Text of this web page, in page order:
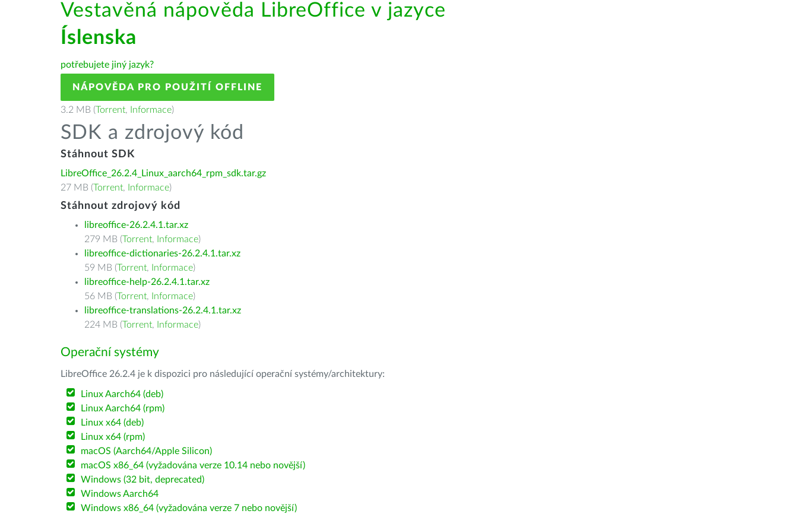
Vestavěná nápověda LibreOffice v jazyce
Íslenska
potřebujete jiný jazyk?
NÁPOVĚDA PRO POUŽITÍ OFFLINE
3.2 MB (Torrent, Informace)
SDK a zdrojový kód
Stáhnout SDK
LibreOffice_26.2.4_Linux_aarch64_rpm_sdk.tar.gz
27 MB (Torrent, Informace)
Stáhnout zdrojový kód
libreoffice-26.2.4.1.tar.xz
279 MB (Torrent, Informace)
libreoffice-dictionaries-26.2.4.1.tar.xz
59 MB (Torrent, Informace)
libreoffice-help-26.2.4.1.tar.xz
56 MB (Torrent, Informace)
libreoffice-translations-26.2.4.1.tar.xz
224 MB (Torrent, Informace)
Operační systémy
LibreOffice 26.2.4 je k dispozici pro následující operační systémy/architektury:
Linux Aarch64 (deb)
Linux Aarch64 (rpm)
Linux x64 (deb)
Linux x64 (rpm)
macOS (Aarch64/Apple Silicon)
macOS x86_64 (vyžadována verze 10.14 nebo novější)
Windows (32 bit, deprecated)
Windows Aarch64
Windows x86_64 (vyžadována verze 7 nebo novější)